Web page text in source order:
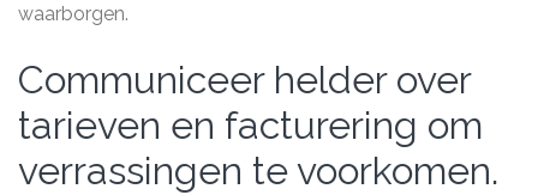
waarborgen.
Communiceer helder over
tarieven en facturering om
verrassingen te voorkomen.